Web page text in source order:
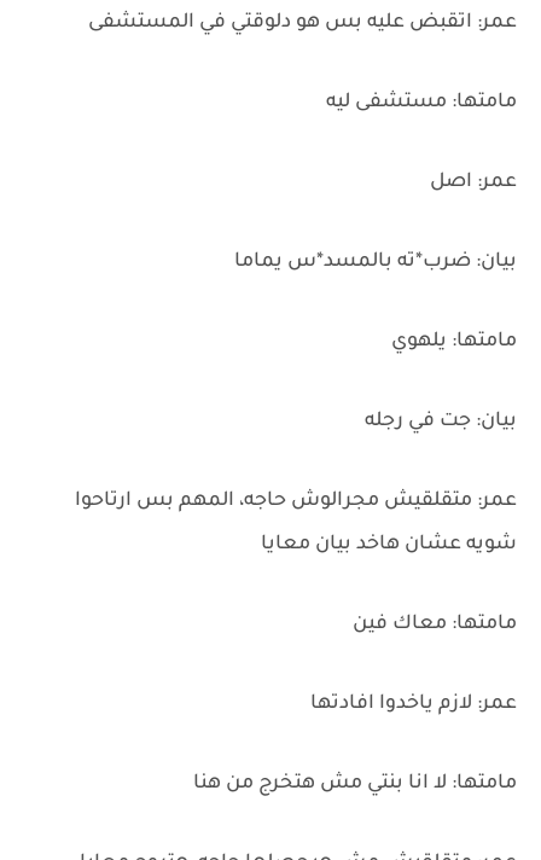
عمر: اتقبض عليه بس هو دلوقتي في المستشفى
مامتها: مستشفى ليه
عمر: اصل
بيان: ضرب*ته بالمسد*س يماما
مامتها: يلهوي
بيان: جت في رجله
عمر: متقلقيش مجرالوش حاجه، المهم بس ارتاحوا
شويه عشان هاخد بيان معايا
مامتها: معاك فين
عمر: لازم ياخدوا افادتها
مامتها: لا انا بنتي مش هتخرج من هنا